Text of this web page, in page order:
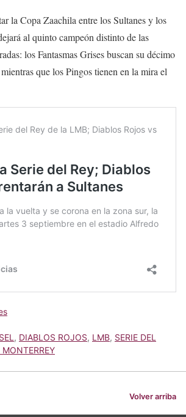
la Copa Zaachila entre los Sultanes y los
al quinto campeón distinto de las
los Fantasmas Grises buscan su décimo
que los Pingos tienen en la mira el
, DIABLOS ROJOS, LMB, SERIE DEL
MONTERREY
Volver arriba